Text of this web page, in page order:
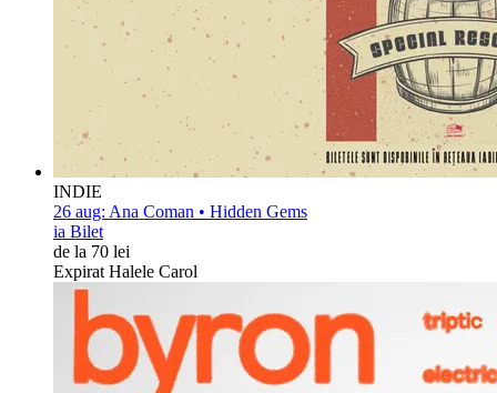
INDIE
26 aug: Ana Coman • Hidden Gems
ia Bilet
de la 70 lei
Expirat Halele Carol